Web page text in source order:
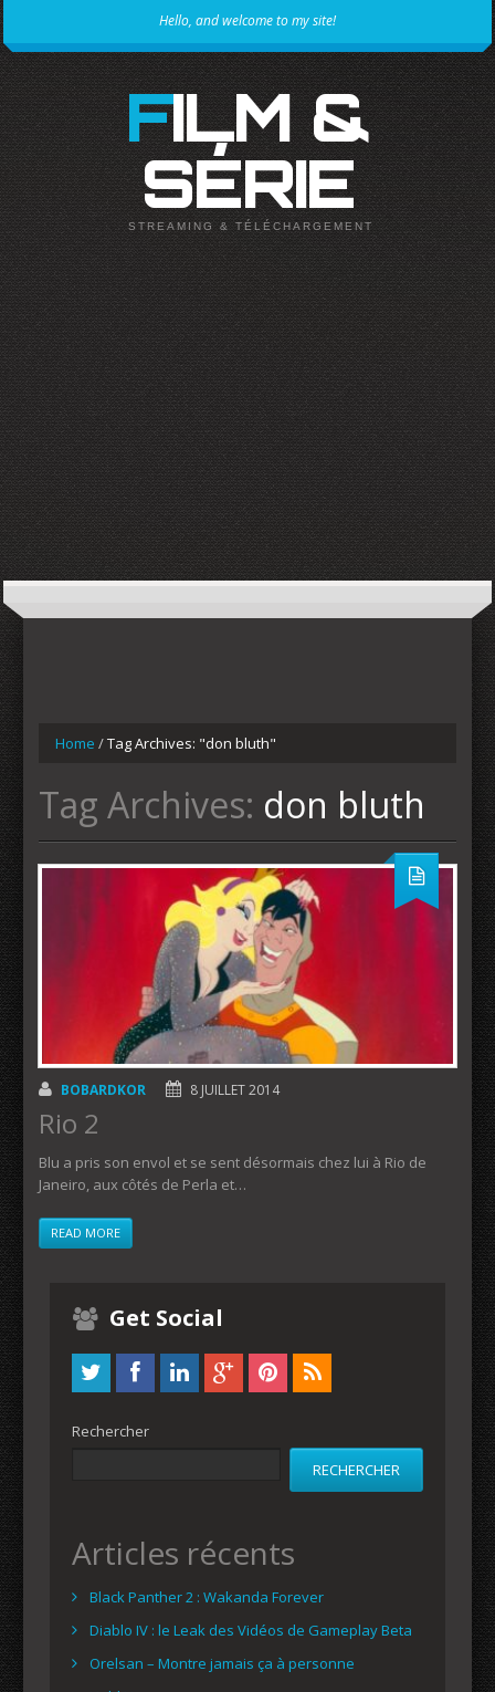
Hello, and welcome to my site!
FILM &
SÉRIE
STREAMING & TÉLÉCHARGEMENT
Home /Tag Archives: "don bluth"
Tag Archives: don bluth
BOBARDKOR 8 JUILLET 2014
Rio 2
Blu a pris son envol et se sent désormais chez lui à Rio de
Janeiro, aux côtés de Perla et…
READ MORE
Get Social
Rechercher
RECHERCHER
Articles récents
Black Panther 2 : Wakanda Forever
Diablo IV : le Leak des Vidéos de Gameplay Beta
Orelsan – Montre jamais ça à personne